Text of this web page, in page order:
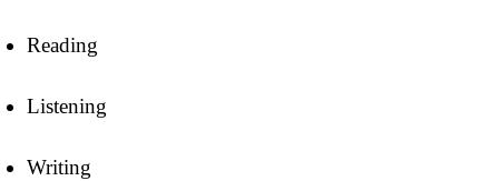
Reading
Listening
Writing